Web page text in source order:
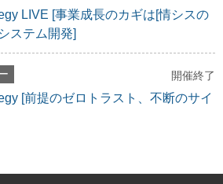
LIVE [事業成長のカギは[情シスの
ステム開発]
開催終了
[前提のゼロトラスト、不断のサイ